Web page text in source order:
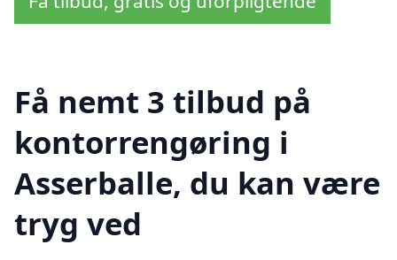
Få nemt 3 tilbud på
kontorrengøring i
Asserballe, du kan være
tryg ved